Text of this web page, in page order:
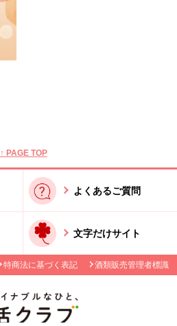
↑ PAGE TOP
よくあるご質問
文字だけサイト
特商法に基づく表記 酒類販売管理者標識